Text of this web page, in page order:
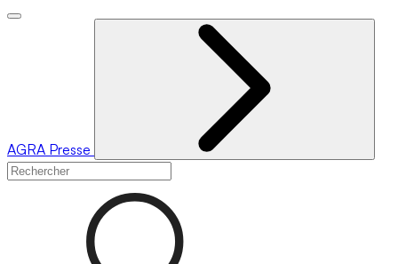
AGRA Presse